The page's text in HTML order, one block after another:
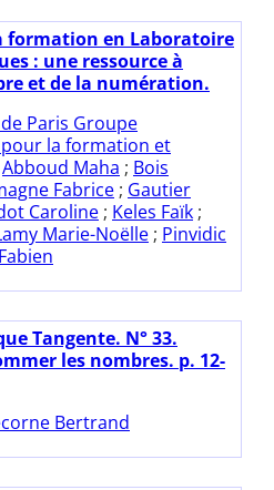
formation en Laboratoire
: une ressource à
et de la numération.
de Paris Groupe
pour la formation et
Abboud Maha ; Bois
Fabrice ; Gautier
Caroline ; Keles Faïk ;
Marie-Noëlle ; Pinvidic
Tangente. N° 33.
les nombres. p. 12-
Bertrand